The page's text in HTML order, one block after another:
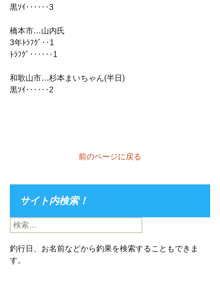
黒ｿｲ‥‥‥3
橋本市…山内氏
3年ﾄﾗﾌｸﾞ‥1
ﾄﾗﾌｸﾞ‥‥‥1
和歌山市…杉本まいちゃん(半日)
黒ｿｲ‥‥‥2
前のページに戻る
サイト内検索！
検
索:
釣行日、お名前などから釣果を検索することもできま
す。